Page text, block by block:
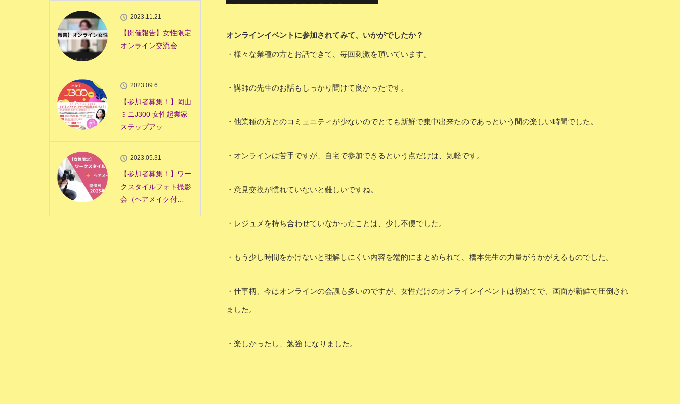
オンラインイベントに参加されてみて、いかがでしたか？
・様々な業種の方とお話できて、毎回刺激を頂いています。
・講師の先生のお話もしっかり聞けて良かったです。
・他業種の方とのコミュニティが少ないのでとても新鮮で集中出来たのであっという間の楽しい時間でした。
・オンラインは苦手ですが、自宅で参加できるという点だけは、気軽です。
・意見交換が慣れていないと難しいですね。
・レジュメを持ち合わせていなかったことは、少し不便でした。
・もう少し時間をかけないと理解しにくい内容を端的にまとめられて、橋本先生の力量がうかがえるものでした。
・仕事柄、今はオンラインの会議も多いのですが、女性だけのオンラインイベントは初めてで、画面が新鮮で圧倒され
ました。
・楽しかったし、勉強 になりました。
2023.11.21
【開催報告】女性限定
オンライン交流会
2023.09.6
【参加者募集！】岡山
ミニJ300 女性起業家
ステップアッ…
2023.05.31
【参加者募集！】ワー
クスタイルフォト撮影
会（ヘアメイク付…